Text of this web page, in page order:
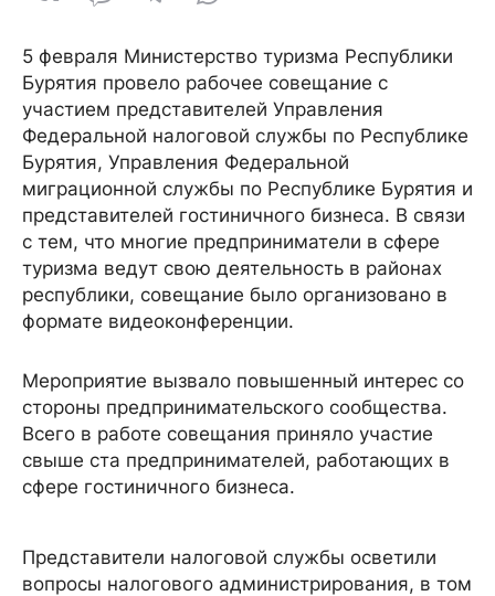
5 февраля Министерство туризма Республики
Бурятия провело рабочее совещание с
участием представителей Управления
Федеральной налоговой службы по Республике
Бурятия, Управления Федеральной
миграционной службы по Республике Бурятия и
представителей гостиничного бизнеса. В связи
с тем, что многие предприниматели в сфере
туризма ведут свою деятельность в районах
республики, совещание было организовано в
формате видеоконференции.
Мероприятие вызвало повышенный интерес со
стороны предпринимательского сообщества.
Всего в работе совещания приняло участие
свыше ста предпринимателей, работающих в
сфере гостиничного бизнеса.
Представители налоговой службы осветили
вопросы налогового администрирования, в том